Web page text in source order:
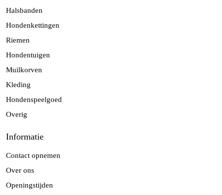
Halsbanden
Hondenkettingen
Riemen
Hondentuigen
Muilkorven
Kleding
Hondenspeelgoed
Overig
Informatie
Contact opnemen
Over ons
Openingstijden